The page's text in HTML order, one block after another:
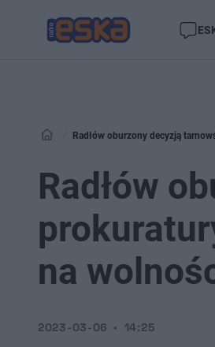
Radłów oburzony decyzją
Radłów
na
2023-03-06 14:25